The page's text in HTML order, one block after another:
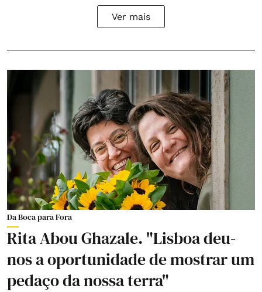
Ver mais
Da Boca para Fora
Rita Abou Ghazale. "Lisboa deu-
nos a oportunidade de mostrar um
pedaço da nossa terra"